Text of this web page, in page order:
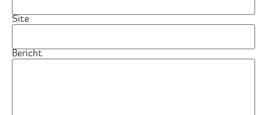
Site
Bericht